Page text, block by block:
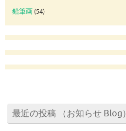
鉛筆画 (54)
最近の投稿 （お知らせ Blog）